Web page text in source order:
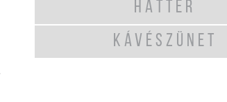
HÁTTÉR
KÁVÉSZÜNET